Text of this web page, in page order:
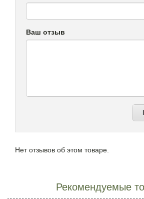
Ваш отзыв
Нет отзывов об этом товаре.
Рекомендуемые